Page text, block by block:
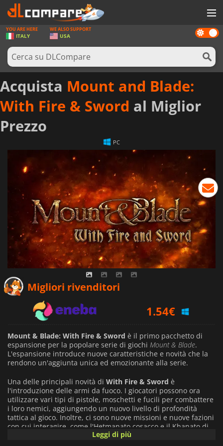
GIOCHI
PREPAGATE
SOFTWARE
REWARDS
HARDWARE
NOTIZIE
Dark
mode
YOU ARE HERE
ITALY
WE ALSO SUPPORT
USA
Acquista Mount and Blade:
With Fire & Sword al Miglior
Prezzo
PC
Migliori rivenditori
1.54€
2.09€
Mount & Blade: With Fire & Sword è il primo pacchetto di
espansione per la popolare serie di giochi Mount & Blade.
L'espansione introduce nuove caratteristiche e novità che la
rendono un'aggiunta unica ed emozionante alla serie.
Una delle principali novità di With Fire & Sword è
l'introduzione delle armi da fuoco. I giocatori possono ora
utilizzare vari tipi di pistole, moschetti e fucili per combattere
i loro nemici, aggiungendo un nuovo livello di profondità
tattica al gioco. Inoltre, ci sono nuove missioni e nuove fazioni
con cui interagire, come l'Hetmanato cosacco e il Khanato di
Crimea, ognuno con le sue unità e il suo stile di gioco.
Leggi di più